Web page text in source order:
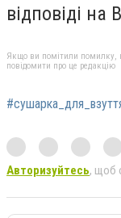
відповіді на
Якщо ви помітили помилку,
повідомити про це редакцію
Авторизуйтесь, щоб